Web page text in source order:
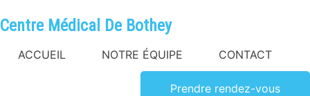
Centre Médical De Bothey
ACCUEIL NOTRE ÉQUIPE CONTACT
Prendre rendez-vous